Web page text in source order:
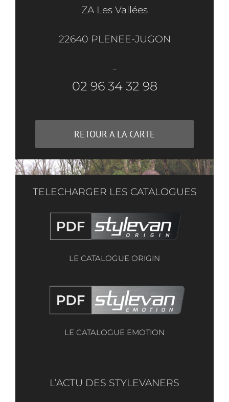
ZA Les Vallées
22640 PLENEE-JUGON
02 96 34 32 98
RETOUR A LA CARTE
TELECHARGER LES CATALOGUES
LE CATALOGUE ORIGIN
LE CATALOGUE EMOTION
L’ACTU DES STYLEVANERS